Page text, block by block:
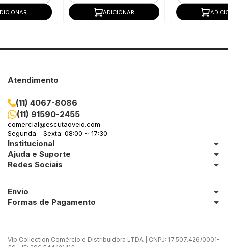
ADICIONAR
Atendimento
(11) 4067-8086
(11) 91590-2455
comercial@escutaoveio.com
Segunda - Sexta: 08:00 ~ 17:30
Institucional
Ajuda e Suporte
Redes Sociais
Envio
Formas de Pagamento
Vip Collection Comércio e Distribuidora LTDA | CNPJ: 17.507.426/0001-